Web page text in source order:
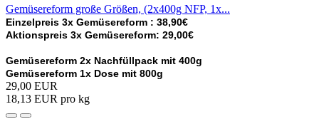
Gemüsereform große Größen, (2x400g NFP, 1x...
Einzelpreis 3x Gemüsereform : 38,90€
Aktionspreis 3x Gemüsereform: 29,00€
Gemüsereform 2x Nachfüllpack mit 400g
Gemüsereform 1x Dose mit 800g
29,00 EUR
18,13 EUR pro kg